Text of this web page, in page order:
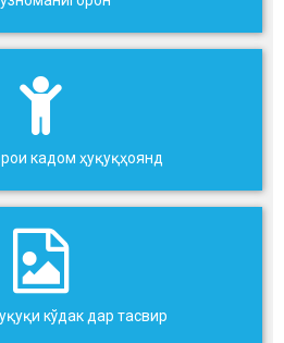
кадом ҳуқуқҳоянд
кўдак дар тасвир